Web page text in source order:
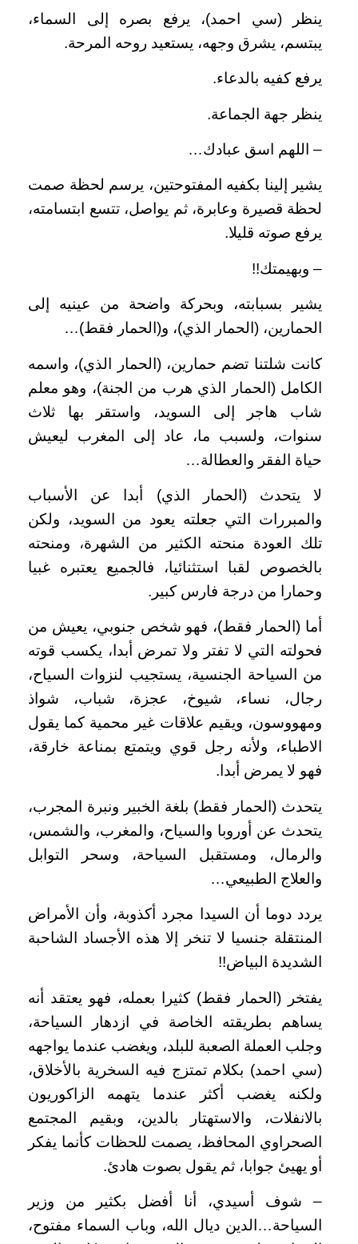
ينظر (سي احمد)، يرفع بصره إلى السماء،
يبتسم، يشرق وجهه، يستعيد روحه المرحة.
يرفع كفيه بالدعاء.
ينظر جهة الجماعة.
– اللهم اسق عبادك…
يشير إلينا بكفيه المفتوحتين، يرسم لحظة صمت
لحظة قصيرة وعابرة، ثم يواصل، تتسع ابتسامته،
يرفع صوته قليلا.
– وبهيمتك!!
يشير بسبابته، وبحركة واضحة من عينيه إلى
الحمارين، (الحمار الذي)، و(الحمار فقط)…
كانت شلتنا تضم حمارين، (الحمار الذي)، واسمه
الكامل (الحمار الذي هرب من الجنة)، وهو معلم
شاب هاجر إلى السويد، واستقر بها ثلاث
سنوات، ولسبب ما، عاد إلى المغرب ليعيش
حياة الفقر والعطالة…
لا يتحدث (الحمار الذي) أبدا عن الأسباب
والمبررات التي جعلته يعود من السويد، ولكن
تلك العودة منحته الكثير من الشهرة، ومنحته
بالخصوص لقبا استثنائيا، فالجميع يعتبره غبيا
وحمارا من درجة فارس كبير.
أما (الحمار فقط)، فهو شخص جنوبي، يعيش من
فحولته التي لا تفتر ولا تمرض أبدا، يكسب قوته
من السياحة الجنسية، يستجيب لنزوات السياح،
رجال، نساء، شيوخ، عجزة، شباب، شواذ
ومهووسون، ويقيم علاقات غير محمية كما يقول
الاطباء، ولأنه رجل قوي ويتمتع بمناعة خارقة،
فهو لا يمرض أبدا.
يتحدث (الحمار فقط) بلغة الخبير ونبرة المجرب،
يتحدث عن أوروبا والسياح، والمغرب، والشمس،
والرمال، ومستقبل السياحة، وسحر التوابل
والعلاج الطبيعي…
يردد دوما أن السيدا مجرد أكذوبة، وأن الأمراض
المنتقلة جنسيا لا تنخر إلا هذه الأجساد الشاحبة
الشديدة البياض!!
يفتخر (الحمار فقط) كثيرا بعمله، فهو يعتقد أنه
يساهم بطريقته الخاصة في ازدهار السياحة،
وجلب العملة الصعبة للبلد، ويغضب عندما يواجهه
(سي احمد) بكلام تمتزج فيه السخرية بالأخلاق،
ولكنه يغضب أكثر عندما يتهمه الزاكوريون
بالانفلات، والاستهتار بالدين، وبقيم المجتمع
الصحراوي المحافظ، يصمت للحظات كأنما يفكر
أو يهيئ جوابا، ثم يقول بصوت هادئ.
– شوف أسيدي، أنا أفضل بكثير من وزير
السياحة…الدين ديال الله، وباب السماء مفتوح،